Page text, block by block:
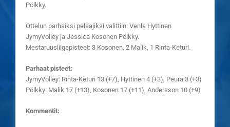
Pölkky.
Ottelun parhaiksi pelaajiksi valittiin: Venla Hyttinen
JymyVolley ja Jessica Kosonen Pölkky.
Mestaruusliigapisteet: 3 Kosonen, 2 Malik, 1 Rinta-Keturi.
Parhaat pisteet:
JymyVolley: Rinta-Keturi 13 (+7), Hyttinen 4 (+3), Peura 3 (+3)
Pölkky: Malik 17 (+13), Kosonen 17 (+11), Andersson 10 (+9)
Kommentit: